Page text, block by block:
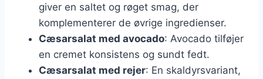
giver en saltet og røget smag, der
komplementerer de øvrige ingredienser.
Cæsarsalat med avocado: Avocado tilføjer
en cremet konsistens og sundt fedt.
Cæsarsalat med rejer: En skaldyrsvariant,